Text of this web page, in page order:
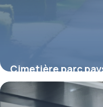
Cimetière parc
avantages
2 mai 2026